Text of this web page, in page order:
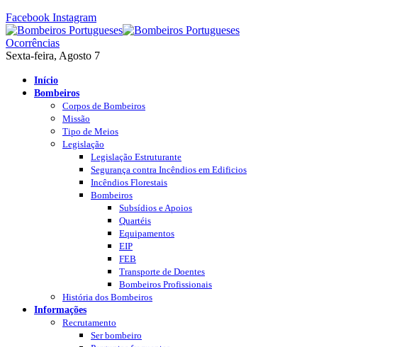
Facebook Instagram
Ocorrências
Sexta-feira, Agosto 7
Início
Bombeiros
Corpos de Bombeiros
Missão
Tipo de Meios
Legislação
Legislação Estruturante
Segurança contra Incêndios em Edificios
Incêndios Florestais
Bombeiros
Subsídios e Apoios
Quartéis
Equipamentos
EIP
FEB
Transporte de Doentes
Bombeiros Profissionais
História dos Bombeiros
Informações
Recrutamento
Ser bombeiro